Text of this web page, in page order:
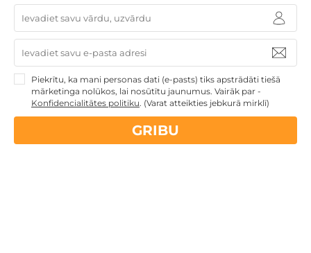
14 dienunaudas atmaksas garantija
Kvalitatīva klientuapkalpošana
Piekrītu, ka mani personas dati (e-pasts) tiks apstrādāti tiešā
mārketinga nolūkos, lai nosūtītu jaunumus. Vairāk par -
Konfidencialitātes politiku. (Varat atteikties jebkurā mirklī)
GRIBU